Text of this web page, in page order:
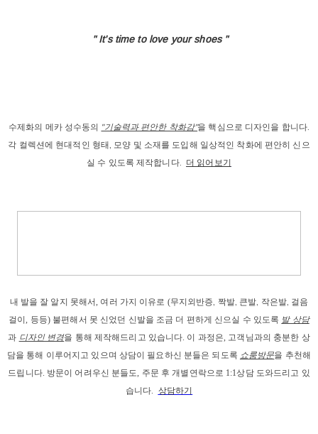
" It's time to loveyour shoes "
수제화의 메카 성수동의 "기술력과 편안한 착화감"을 핵심으로 디자인을 합니다.
각 컬렉션에 현대적인 형태, 모양 및 소재를 도입해 일상적인 착화에 편안히 신으
실 수 있도록 제작합니다. 더 읽어보기
내 발을 잘 알지 못해서, 여러 가지 이유로 (무지외반증, 짝발, 큰발, 작은발, 걸음
걸이, 등등) 불편해서 못 신었던 신발을 조금 더 편하게 신으실 수 있도록 발 상담
과 디자인 변경을 통해 제작해드리고 있습니다. 이 과정은, 고객님과의 충분한 상
담을 통해 이루어지고 있으며 상담이 필요하신 분들은 되도록 쇼룸방문을 추천해
드립니다. 방문이 어려우신 분들도, 주문 후 개별연락으로 1:1상담 도와드리고 있
습니다. 상담하기